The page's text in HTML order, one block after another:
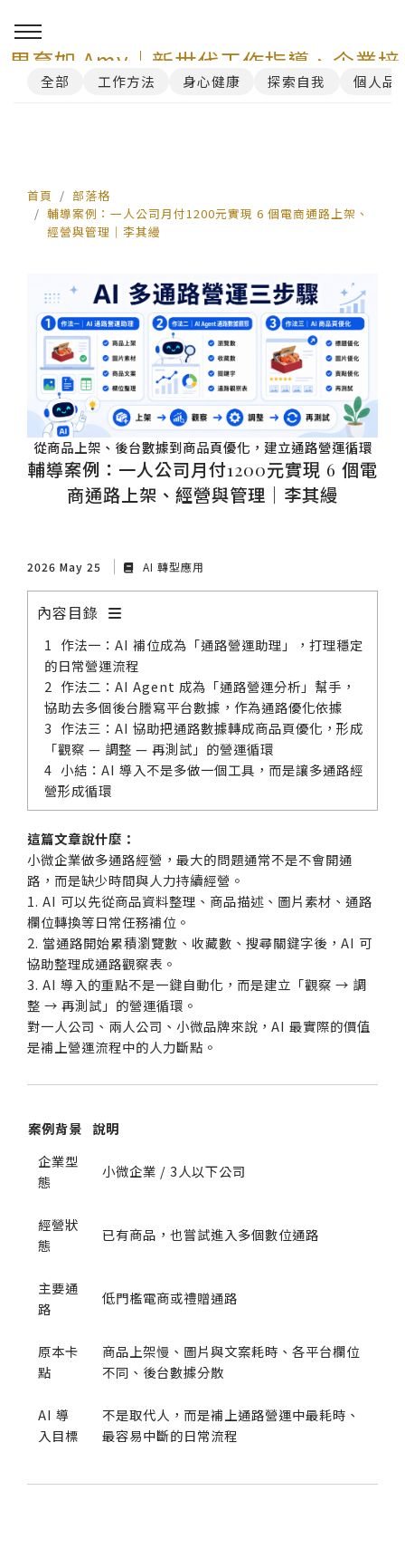
周育如 Amy｜新世代工作指導、企業培
訓與 AI 講師顧問服務
全部 工作方法 身心健康 探索自我 個人品
首頁
部落格
輔導案例：一人公司月付1200元實現 6 個電商通路上架、
經營與管理｜李其縵
從商品上架、後台數據到商品頁優化，建立通路營運循環
輔導案例：一人公司月付1200元實現 6 個電
商通路上架、經營與管理｜李其縵
2026 May 25 AI 轉型應用
內容目錄
作法一：AI 補位成為「通路營運助理」，打理穩定
的日常營運流程
作法二：AI Agent 成為「通路營運分析」幫手，
協助去多個後台謄寫平台數據，作為通路優化依據
作法三：AI 協助把通路數據轉成商品頁優化，形成
「觀察 — 調整 — 再測試」的營運循環
小結：AI 導入不是多做一個工具，而是讓多通路經
營形成循環
這篇文章說什麼：
小微企業做多通路經營，最大的問題通常不是不會開通
路，而是缺少時間與人力持續經營。
1. AI 可以先從商品資料整理、商品描述、圖片素材、通路
欄位轉換等日常任務補位。
2. 當通路開始累積瀏覽數、收藏數、搜尋關鍵字後，AI 可
協助整理成通路觀察表。
3. AI 導入的重點不是一鍵自動化，而是建立「觀察 → 調
整 → 再測試」的營運循環。
對一人公司、兩人公司、小微品牌來說，AI 最實際的價值
是補上營運流程中的人力斷點。
案例背景 說明
企業型
態
小微企業 / 3人以下公司
經營狀
態
已有商品，也嘗試進入多個數位通路
主要通
路
低門檻電商或禮贈通路
原本卡
點
商品上架慢、圖片與文案耗時、各平台欄位
不同、後台數據分散
AI 導
入目標
不是取代人，而是補上通路營運中最耗時、
最容易中斷的日常流程